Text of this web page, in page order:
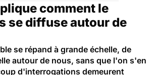
comment le
se diffuse autour de
se répand à grande échelle, de
autour de nous, sans que l'on s'en
d'interrogations demeurent